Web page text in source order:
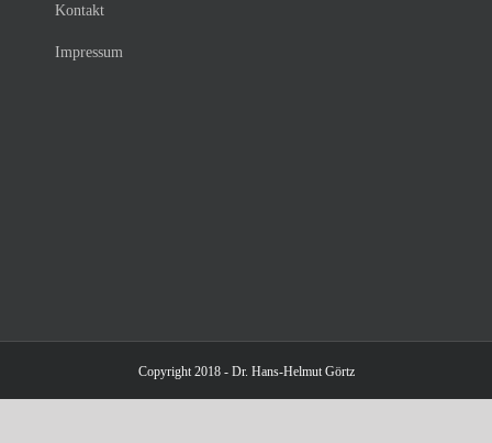
Kontakt
Impressum
Copyright 2018 - Dr. Hans-Helmut Görtz